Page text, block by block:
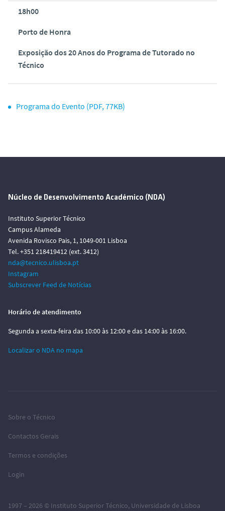
18h00
Porto de Honra
Exposição dos 20 Anos do Programa de Tutorado no
Técnico
Programa do Evento (PDF, 77KB)
Núcleo de Desenvolvimento Académico (NDA)
Instituto Superior Técnico
Campus Alameda
Avenida Rovisco Pais, 1, 1049-001 Lisboa
Tel. +351 218419412 (ext. 3412)
nda@tecnico.ulisboa.pt
Instagram
Subscrever Feed de Notícias
Horário de atendimento
Segunda a sexta-feira das 10:00 às 12:00 e das 14:00 às 16:00.
Localizar o NDA no mapa
Sobre o Técnico
Contactos Gerais
Termos e condições
Login
1997 – 2026 © Instituto Superior Técnico, Universidade de Lisboa